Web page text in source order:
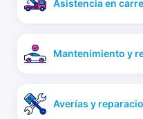
Asistencia en
Mantenimiento y
Averías y